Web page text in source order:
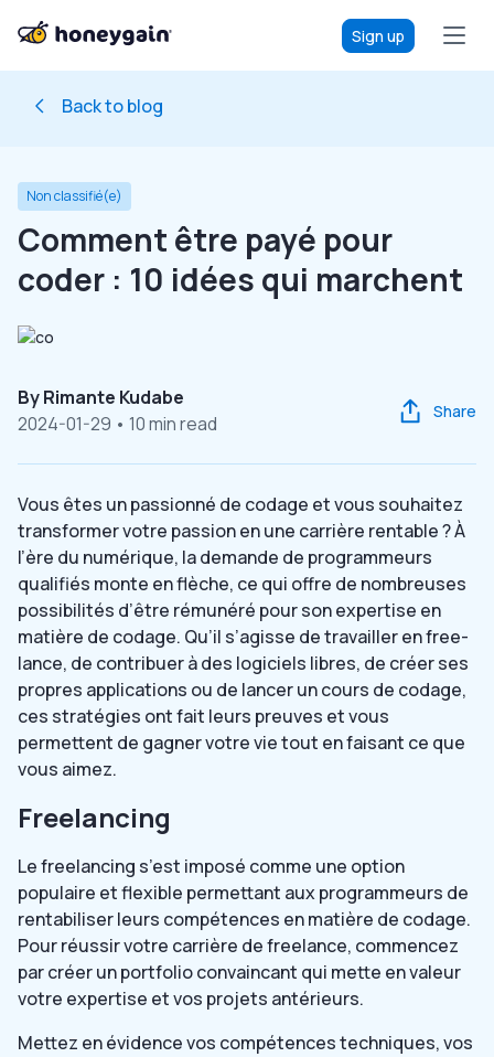
Sign up
Back to blog
Non classifié(e)
Comment être payé pour
coder : 10 idées qui marchent
ByRimante Kudabe
2024-01-29 • 10 min read
Share
Vous êtes un passionné de codage et vous souhaitez
transformer votre passion en une carrière rentable ? À
l’ère du numérique, la demande de programmeurs
qualifiés monte en flèche, ce qui offre de nombreuses
possibilités d’être rémunéré pour son expertise en
matière de codage. Qu’il s’agisse de travailler en free-
lance, de contribuer à des logiciels libres, de créer ses
propres applications ou de lancer un cours de codage,
ces stratégies ont fait leurs preuves et vous
permettent de gagner votre vie tout en faisant ce que
vous aimez.
Freelancing
Le freelancing s’est imposé comme une option
populaire et flexible permettant aux programmeurs de
rentabiliser leurs compétences en matière de codage.
Pour réussir votre carrière de freelance, commencez
par créer un portfolio convaincant qui mette en valeur
votre expertise et vos projets antérieurs.
Mettez en évidence vos compétences techniques, vos